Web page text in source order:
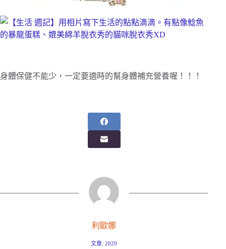
身體保健不能少，一定要適時的幫身體補充營養喔！！！
利歐娜
文章: 2029